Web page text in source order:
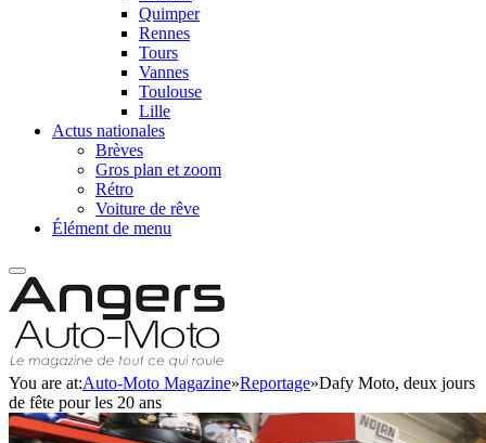
Quimper
Rennes
Tours
Vannes
Toulouse
Lille
Actus nationales
Brèves
Gros plan et zoom
Rétro
Voiture de rêve
Élément de menu
You are at:Auto-Moto Magazine»Reportage»Dafy Moto, deux jours
de fête pour les 20 ans